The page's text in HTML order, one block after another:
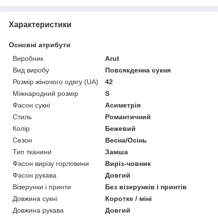
Характеристики
Основні атрибути
Виробник
Arut
Вид виробу
Повсякденна сукня
Розмір жіночого одягу (UA)
42
Міжнародний розмір
S
Фасон сукні
Асиметрія
Стиль
Романтичний
Колір
Бежевий
Сезон
Весна/Осінь
Тип тканини
Замша
Фасон вирізу горловини
Виріз-човник
Фасон рукава
Довгий
Візерунки і принти
Без візерунків і принтів
Довжина сукні
Коротке / міні
Довжина рукава
Довгий